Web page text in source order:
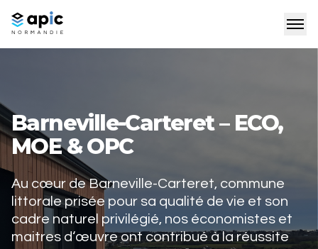
Barneville-Carteret – ECO,
MOE & OPC
Au cœur de Barneville-Carteret, commune
littorale prisée pour sa qualité de vie et son
cadre naturel privilégié, nos économistes et
maitres d‘œuvre ont contribué à la réussite